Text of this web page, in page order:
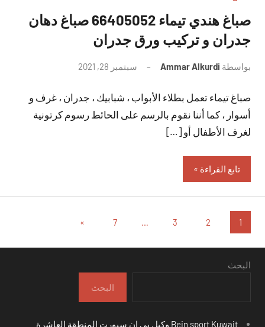
صباغ هندي تيماء 66405052 صباغ دهان
جدران و تركيب ورق جدران
بواسطة Ammar Alkurdi سبتمبر 28, 2021
تعليقات
صباغ تيماء تعمل بطلاء الأبواب ، شبابيك ، جدران ، غرف و
أسوار ، كما أننا نقوم بالرسم على الحائط رسوم كرتونية
لغرف الأطفال أو […]
تابع القراءة
تعدد
صفحات
المقالات
1
2
3
…
7
المقالات
»
البحث
البحث